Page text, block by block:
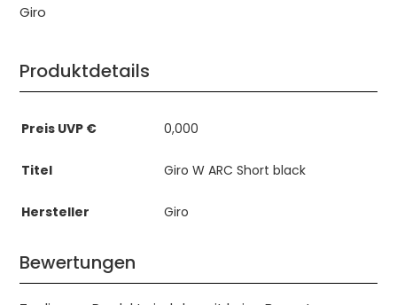
Giro
Produktdetails
Preis UVP € 0,000
Titel Giro W ARC Short black
Hersteller Giro
Bewertungen